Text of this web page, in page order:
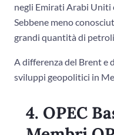
negli Emirati Arabi Uniti
Sebbene meno
grandi quantità di
A differenza del Brent e
sviluppi geopolitici in
4. OPEC